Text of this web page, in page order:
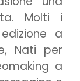
Molti i
a
Nati per
a